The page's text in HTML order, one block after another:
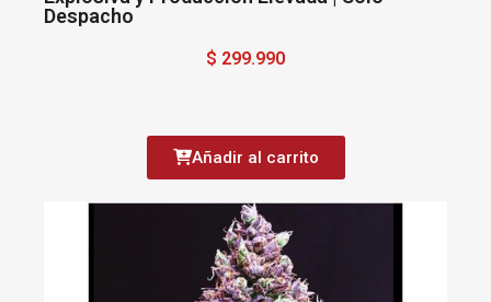
Despacho
$ 299.990
Añadir al carrito